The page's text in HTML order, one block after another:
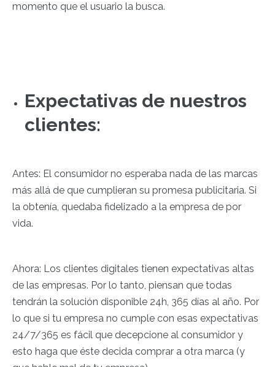
momento que el usuario la busca.
Expectativas de nuestros
clientes:
Antes: El consumidor no esperaba nada de las marcas
más allá de que cumplieran su promesa publicitaria. Si
la obtenía, quedaba fidelizado a la empresa de por
vida.
Ahora: Los clientes digitales tienen expectativas altas
de las empresas. Por lo tanto, piensan que todas
tendrán la solución disponible 24h, 365 días al año. Por
lo que si tu empresa no cumple con esas expectativas
24/7/365 es fácil que decepcione al consumidor y
esto haga que éste decida comprar a otra marca (y